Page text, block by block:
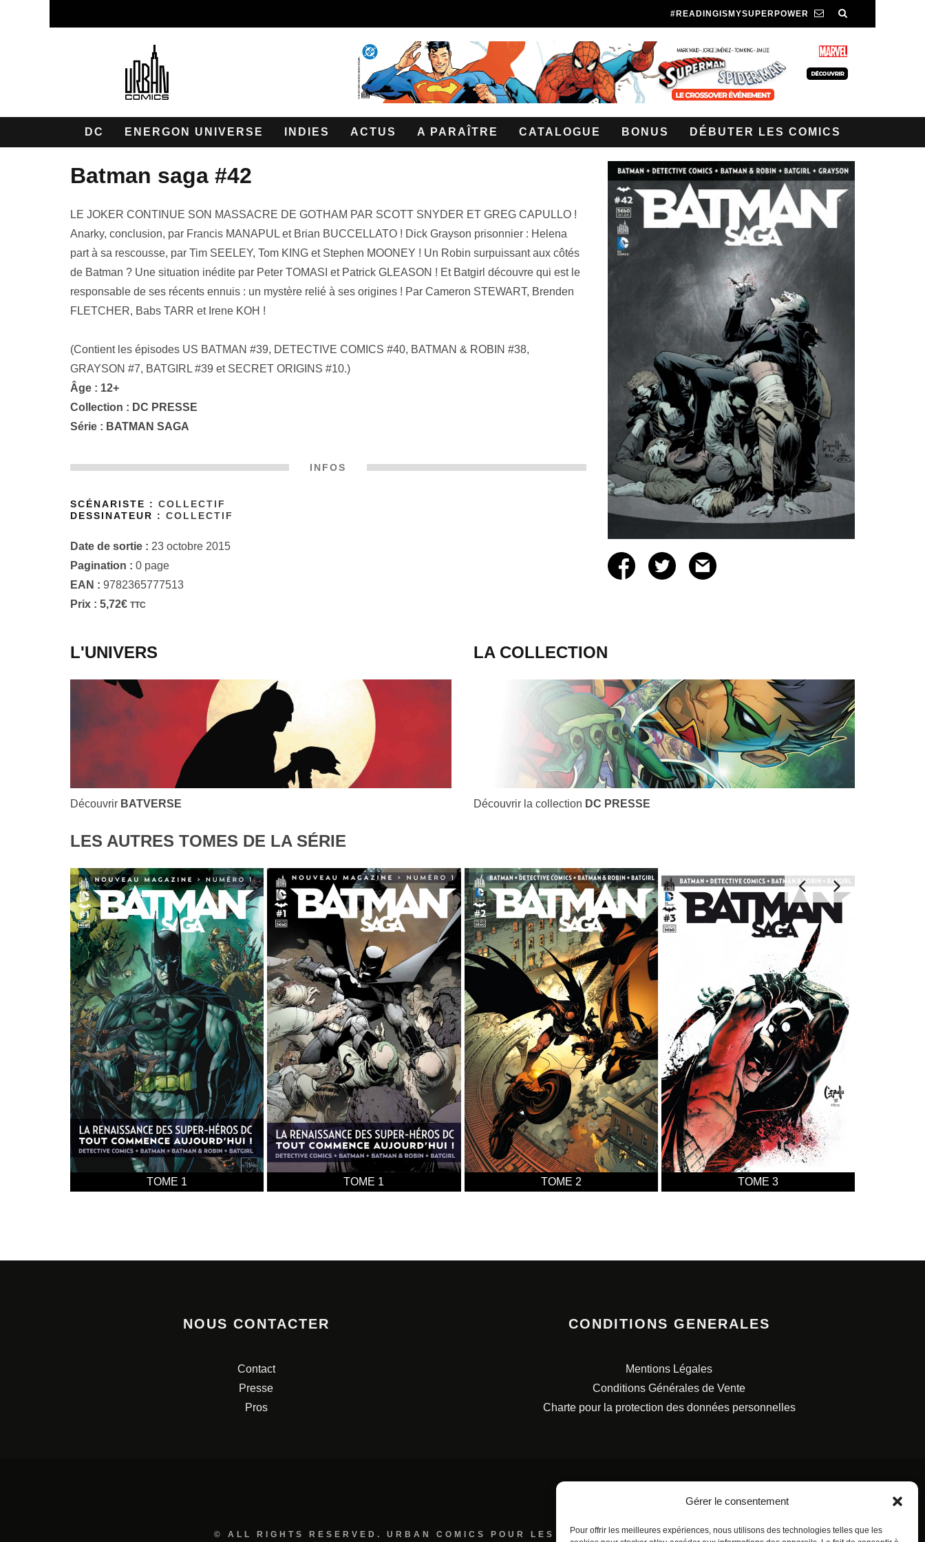
Gérer le consentement
Pour offrir les meilleures expériences, nous utilisons des technologies telles que les
#READINGISMYSUPERPOWER
DC ENERGON UNIVERSE INDIES ACTUS A PARAÎTRE CATALOGUE BONUS DÉBUTER LES COMICS
batman saga #42
LE JOKER CONTINUE SON MASSACRE DE GOTHAM PAR SCOTT SNYDER ET GREG CAPULLO !
Anarky, conclusion, par Francis MANAPUL et Brian BUCCELLATO ! Dick Grayson prisonnier : Helena
part à sa rescousse, par Tim SEELEY, Tom KING et Stephen MOONEY ! Un Robin surpuissant aux côtés
de Batman ? Une situation inédite par Peter TOMASI et Patrick GLEASON ! Et Batgirl découvre qui est le
responsable de ses récents ennuis : un mystère relié à ses origines ! Par Cameron STEWART, Brenden
FLETCHER, Babs TARR et Irene KOH !
(Contient les épisodes US BATMAN #39, DETECTIVE COMICS #40, BATMAN & ROBIN #38,
GRAYSON #7, BATGIRL #39 et SECRET ORIGINS #10.)
Âge : 12+
Collection : DC PRESSE
Série : BATMAN SAGA
INFOS
SCÉNARISTE : COLLECTIF
DESSINATEUR : COLLECTIF
Date de sortie : 23 octobre 2015
Pagination : 0 page
EAN : 9782365777513
Prix : 5,72€ TTC
L'UNIVERS
Découvrir BATVERSE
LA COLLECTION
Découvrir la collection DC PRESSE
LES AUTRES TOMES DE LA SÉRIE
TOME 1 TOME 1 TOME 2 TOME 3
NOUS CONTACTER
Contact
Presse
Pros
CONDITIONS GENERALES
Mentions Légales
Conditions Générales de Vente
Charte pour la protection des données personnelles
© ALL RIGHTS RESERVED. URBAN COMICS POUR LES ÉDITIONS FRANÇAISES.